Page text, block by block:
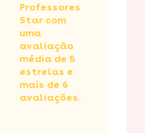
Professores
Star com
uma
avaliação
média de 5
estrelas e
mais de 6
avaliações.